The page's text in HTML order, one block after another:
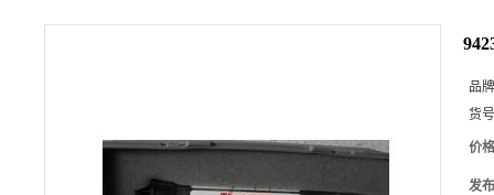
品
货
价
发